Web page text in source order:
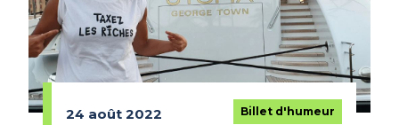
24 août 2022 Billet d'humeur